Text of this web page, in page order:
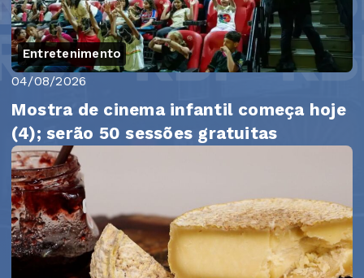
Entretenimento
04/08/2026
Mostra de cinema infantil começa hoje
(4); serão 50 sessões gratuitas